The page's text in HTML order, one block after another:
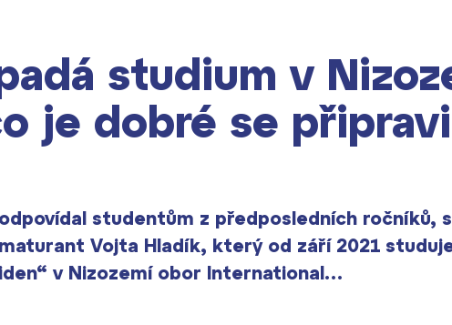
školního roku ›
›
pro rodiče prvňáčků
Europass
FOCUSing
Zahraniční stipendia
Pomoc! Mám problém!
Harmonogram školního
Termíny maturit
studium v
je dobré se
studentům z předposledních ročníků,
Vojta Hladík, který od září 2021
v Nizozemí obor International…